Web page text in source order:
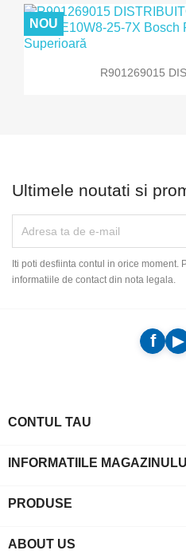
R901269015
NOU
Ultimele noutati si
Iti poti desfiinta contul in orice moment.
informatiile de contact din nota legala.
CONTUL TAU
INFORMATIILE MAGAZINULUI
PRODUSE
ABOUT US